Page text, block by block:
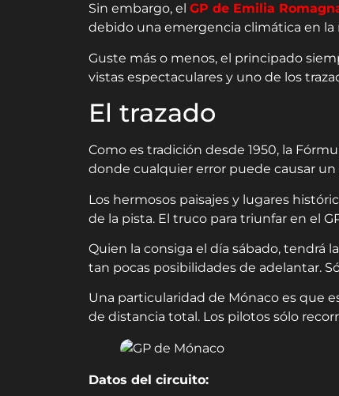
Sin embargo, el GP de Emilia
debido una emergencia climática en la
Guste más o menos, el principado
vistas espectaculares y uno de los
El trazado
Como es tradición desde 1950, la
donde cualquier error puede causar
Los hermosos paisajes y lugares
de la pista. El truco para triunfar en el
Quien la consiga el día sábado, tendrá
tan pocas posibilidades de adelantar.
Una particularidad de Mónaco es que
de distancia total. Los pilotos sólo
Datos del circuito: